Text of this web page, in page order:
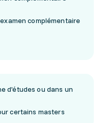
complémentaire
d'études ou dans un
certains masters